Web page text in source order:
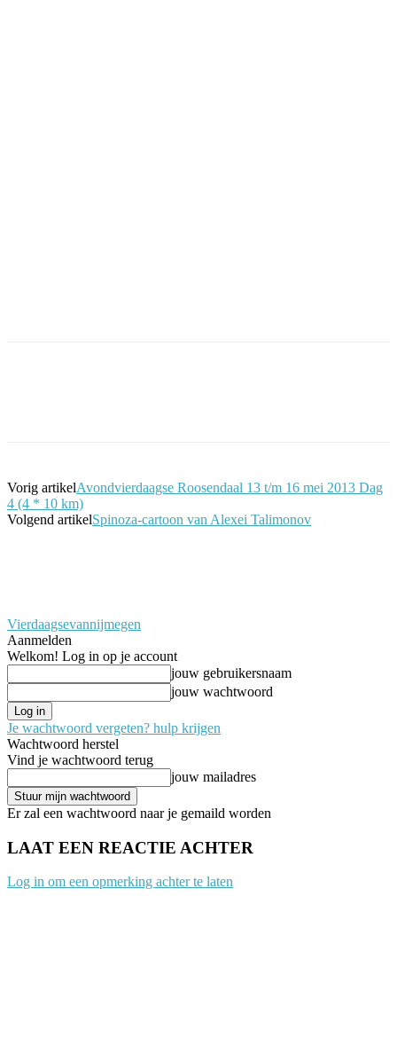
Vorig artikelAvondvierdaagse Roosendaal 13 t/m 16 mei 2013 Dag
4 (4 * 10 km)
Volgend artikelSpinoza-cartoon van Alexei Talimonov
Vierdaagsevannijmegen
Aanmelden
Welkom! Log in op je account
jouw gebruikersnaam
jouw wachtwoord
Je wachtwoord vergeten? hulp krijgen
Wachtwoord herstel
Vind je wachtwoord terug
jouw mailadres
Er zal een wachtwoord naar je gemaild worden
LAAT EEN REACTIE ACHTER
Log in om een opmerking achter te laten